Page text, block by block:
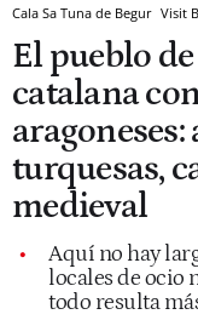
Cala Sa Tuna de Begur Visit
El pueblo
catalana
aragoneses:
turquesas,
medieval
Aquí no hay
locales de ocio
todo resulta